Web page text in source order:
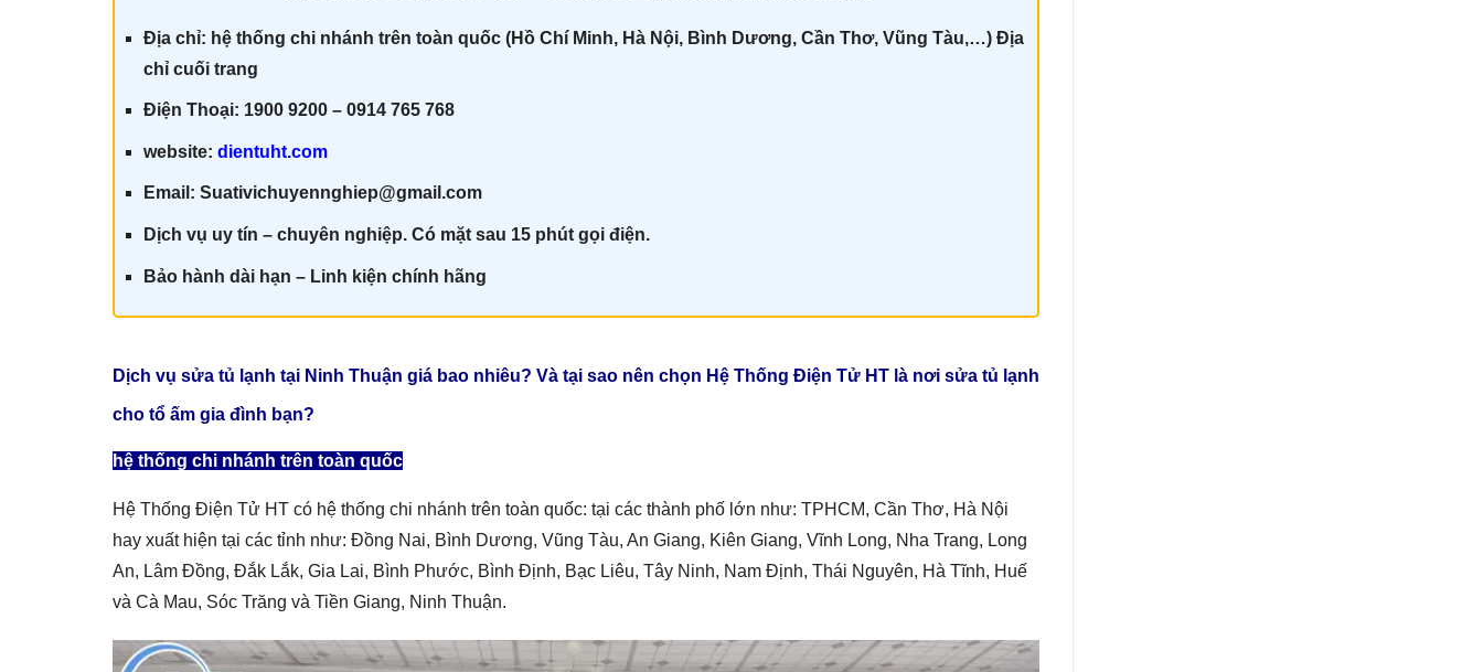
Địa chỉ: hệ thống chi nhánh trên toàn quốc (Hồ Chí Minh, Hà Nội, Bình Dương, Cần Thơ, Vũng Tàu,…) Địa
chỉ cuối trang
Điện Thoại: 1900 9200 – 0914 765 768
website: dientuht.com
Email: Suativichuyennghiep@gmail.com
Dịch vụ uy tín – chuyên nghiệp. Có mặt sau 15 phút gọi điện.
Bảo hành dài hạn – Linh kiện chính hãng
Dịch vụ sửa tủ lạnh tại Ninh Thuận giá bao nhiêu? Và tại sao nên chọn Hệ Thống Điện Tử HT là nơi sửa tủ lạnh
cho tổ ấm gia đình bạn?
hệ thống chi nhánh trên toàn quốc
Hệ Thống Điện Tử HT có hệ thống chi nhánh trên toàn quốc: tại các thành phố lớn như: TPHCM, Cần Thơ, Hà Nội
hay xuất hiện tại các tỉnh như: Đồng Nai, Bình Dương, Vũng Tàu, An Giang, Kiên Giang, Vĩnh Long, Nha Trang, Long
An, Lâm Đồng, Đắk Lắk, Gia Lai, Bình Phước, Bình Định, Bạc Liêu, Tây Ninh, Nam Định, Thái Nguyên, Hà Tĩnh, Huế
và Cà Mau, Sóc Trăng và Tiền Giang, Ninh Thuận.